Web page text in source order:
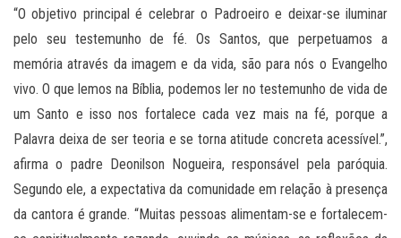
“O objetivo principal é celebrar o Padroeiro e deixar-se iluminar
pelo seu testemunho de fé. Os Santos, que perpetuamos a
memória através da imagem e da vida, são para nós o Evangelho
vivo. O que lemos na Bíblia, podemos ler no testemunho de vida de
um Santo e isso nos fortalece cada vez mais na fé, porque a
Palavra deixa de ser teoria e se torna atitude concreta acessível.”,
afirma o padre Deonilson Nogueira, responsável pela paróquia.
Segundo ele, a expectativa da comunidade em relação à presença
da cantora é grande. “Muitas pessoas alimentam-se e fortalecem-